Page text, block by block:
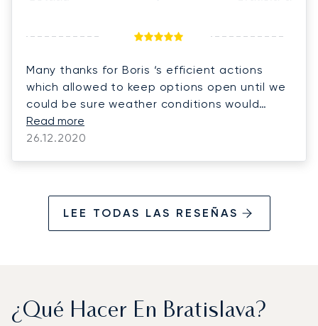
Many thanks for Boris ‘s efficient actions
which allowed to keep options open until we
could be sure weather conditions would
allow for today’s flight from Saanen to
Bratislava. As for our previous flights this
Read more
26.12.2020
LEE TODAS LAS RESEÑAS
¿Qué Hacer En Bratislava?